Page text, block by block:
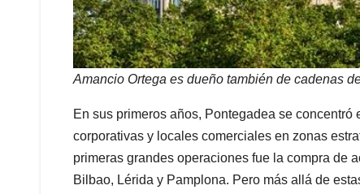
Amancio Ortega es dueño también de cadenas
En sus primeros años, Pontegadea se
corporativas y locales comerciales en zonas
primeras grandes operaciones fue la compra de
Bilbao, Lérida y Pamplona. Pero más allá de